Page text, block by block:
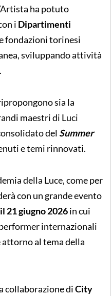
ha potuto
i Dipartimenti
fondazioni torinesi
sviluppando attività
sia la
maestri di Luci
del Summer
e temi rinnovati.
della Luce, come per
con un grande evento
il 21 giugno 2026in cui
internazionali
attorno al tema della
collaborazione diCity